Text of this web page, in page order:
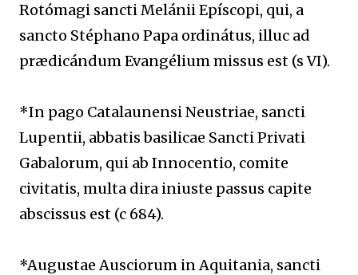
Rotómagi sancti Melánii Epíscopi, qui, a
sancto Stéphano Papa ordinátus, illuc ad
prædicándum Evangélium missus est (s VI).
*In pago Catalaunensi Neustriae, sancti
Lupentii, abbatis basilicae Sancti Privati
Gabalorum, qui ab Innocentio, comite
civitatis, multa dira iniuste passus capite
abscissus est (c 684).
*Augustae Ausciorum in Aquitania, sancti